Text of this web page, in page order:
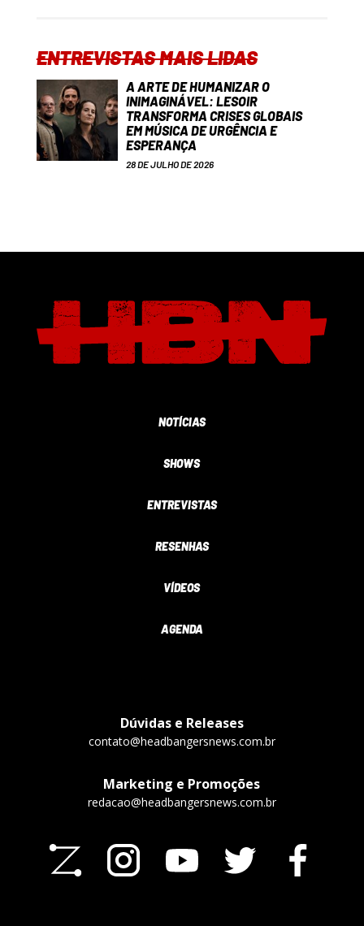
ENTREVISTAS MAIS LIDAS
A ARTE DE HUMANIZAR O
INIMAGINÁVEL: LESOIR
TRANSFORMA CRISES GLOBAIS
EM MÚSICA DE URGÊNCIA E
ESPERANÇA
28 DE JULHO DE 2026
NOTÍCIAS
SHOWS
ENTREVISTAS
RESENHAS
VÍDEOS
AGENDA
Dúvidas e Releases
contato@headbangersnews.com.br
Marketing e Promoções
redacao@headbangersnews.com.br